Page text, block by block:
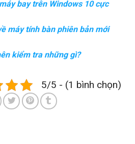
bay trên Windows 10 cực
máy tính bàn phiên bản mới
kiểm tra những gì?
5/5 - (1 bình chọn)